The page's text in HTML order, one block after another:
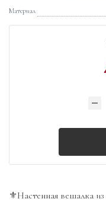
Материал
⚜️Настенная вешалка из